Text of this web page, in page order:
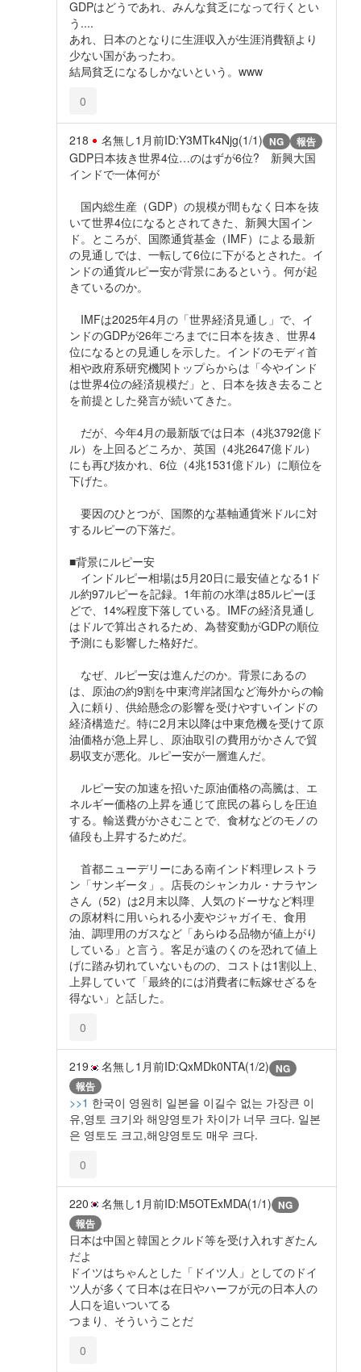
GDPはどうであれ、みんな貧乏になって行くとい
う....
あれ、日本のとなりに生涯収入が生涯消費額より
少ない国があったわ。
結局貧乏になるしかないという。www
0
218 名無し1月前ID:Y3MTk4Njg(1/1) NG 報告
GDP日本抜き世界4位…のはずが6位? 新興大国
インドで一体何が
国内総生産（GDP）の規模が間もなく日本を抜
いて世界4位になるとされてきた、新興大国イン
ド。ところが、国際通貨基金（IMF）による最新
の見通しでは、一転して6位に下がるとされた。イ
ンドの通貨ルピー安が背景にあるという。何が起
きているのか。
IMFは2025年4月の「世界経済見通し」で、イ
ンドのGDPが26年ごろまでに日本を抜き、世界4
位になるとの見通しを示した。インドのモディ首
相や政府系研究機関トップらからは「今やインド
は世界4位の経済規模だ」と、日本を抜き去ること
を前提とした発言が続いてきた。
だが、今年4月の最新版では日本（4兆3792億ド
ル）を上回るどころか、英国（4兆2647億ドル）
にも再び抜かれ、6位（4兆1531億ドル）に順位を
下げた。
要因のひとつが、国際的な基軸通貨米ドルに対
するルピーの下落だ。
■背景にルピー安
インドルピー相場は5月20日に最安値となる1ド
ル約97ルピーを記録。1年前の水準は85ルピーほ
どで、14%程度下落している。IMFの経済見通し
はドルで算出されるため、為替変動がGDPの順位
予測にも影響した格好だ。
なぜ、ルピー安は進んだのか。背景にあるの
は、原油の約9割を中東湾岸諸国など海外からの輸
入に頼り、供給懸念の影響を受けやすいインドの
経済構造だ。特に2月末以降は中東危機を受けて原
油価格が急上昇し、原油取引の費用がかさんで貿
易収支が悪化。ルピー安が一層進んだ。
ルピー安の加速を招いた原油価格の高騰は、エ
ネルギー価格の上昇を通じて庶民の暮らしを圧迫
する。輸送費がかさむことで、食材などのモノの
値段も上昇するためだ。
首都ニューデリーにある南インド料理レストラ
ン「サンギータ」。店長のシャンカル・ナラヤン
さん（52）は2月末以降、人気のドーサなど料理
の原材料に用いられる小麦やジャガイモ、食用
油、調理用のガスなど「あらゆる品物が値上がり
している」と言う。客足が遠のくのを恐れて値上
げに踏み切れていないものの、コストは1割以上、
上昇していて「最終的には消費者に転嫁せざるを
得ない」と話した。
0
219 名無し1月前ID:QxMDk0NTA(1/2) NG
報告
>>1 한국이 영원히 일본을 이길수 없는 가장큰 이
유,영토 크기와 해양영토가 차이가 너무 크다. 일본
은 영토도 크고,해양영토도 매우 크다.
0
220 名無し1月前ID:M5OTExMDA(1/1) NG
報告
日本は中国と韓国とクルド等を受け入れすぎたん
だよ
ドイツはちゃんとした「ドイツ人」としてのドイ
ツ人が多くて日本は在日やハーフが元の日本人の
人口を追いついてる
つまり、そういうことだ
0